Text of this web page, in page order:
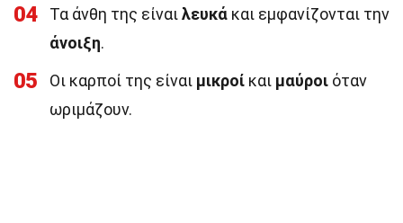
04 Τα άνθη της είναιλευκά και εμφανίζονται την
άνοιξη.
05 Οι καρποί της είναι μικροί και μαύροι όταν
ωριμάζουν.